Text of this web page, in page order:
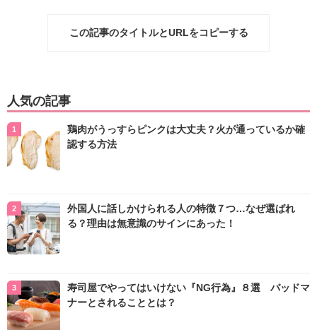
この記事のタイトルとURLをコピーする
人気の記事
鶏肉がうっすらピンクは大丈夫？火が通っているか確
認する方法
外国人に話しかけられる人の特徴７つ…なぜ選ばれ
る？理由は無意識のサインにあった！
寿司屋でやってはいけない『NG行為』８選 バッドマ
ナーとされることとは？